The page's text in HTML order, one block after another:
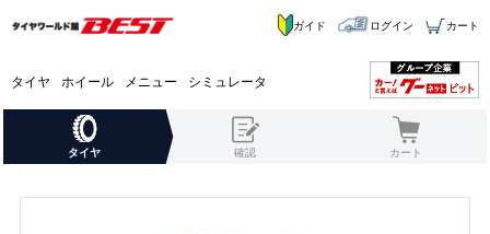
タイヤ ホイール メニュー シミュレータ
ガイド ログイン カート
タイヤ 確認 カート